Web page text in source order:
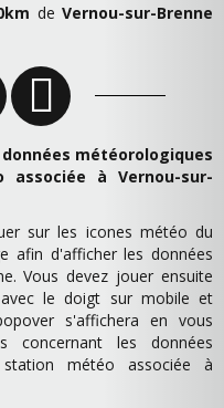
deVernou-sur-Brenne
météorologiques
à Vernou-sur-
sur les icones météo du
afin d'afficher les données
Vous devez jouer ensuite
le doigt sur mobile et
s'affichera en vous
concernant les données
météo associée à